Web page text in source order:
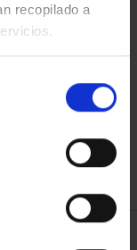
recopilado a